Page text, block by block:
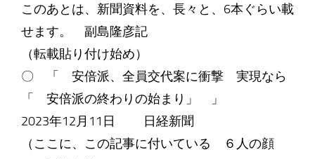
このあとは、新聞資料を、長々と、6本ぐらい載
せます。 副島隆彦記
（転載貼り付け始め）
〇 「 安倍派、全員交代案に衝撃 実現なら
「 安倍派の終わりの始まり」 」
2023年12月11日 日経新聞
（ここに、この記事に付いている ６人の顔